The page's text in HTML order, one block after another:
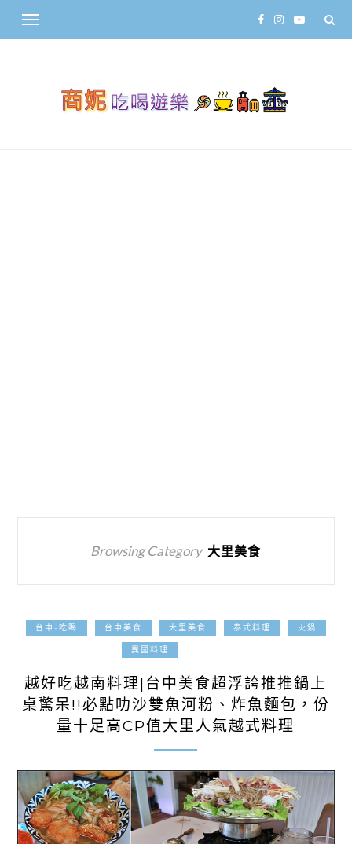
Browsing Category 大里美食
台中-吃喝 台中美食 大里美食 泰式料理 火鍋
異國料理
越好吃越南料理|台中美食超浮誇推推鍋上
桌驚呆!!必點叻沙雙魚河粉、炸魚麵包，份
量十足高CP值大里人氣越式料理